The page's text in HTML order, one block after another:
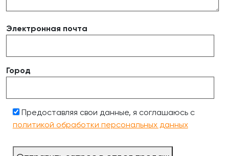
Электронная почта
Город
Предоставляя свои данные, я соглашаюсь с
политикой обработки персональных данных